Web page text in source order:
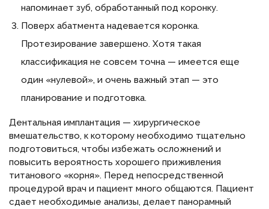
напоминает зуб, обработанный под коронку.
Поверх абатмента надевается коронка.
Протезирование завершено. Хотя такая
классификация не совсем точна — имеется еще
один «нулевой», и очень важный этап — это
планирование и подготовка.
Дентальная имплантация — хирургическое
вмешательство, к которому необходимо тщательно
подготовиться, чтобы избежать осложнений и
повысить вероятность хорошего приживления
титанового «корня». Перед непосредственной
процедурой врач и пациент много общаются. Пациент
сдает необходимые анализы, делает панорамный